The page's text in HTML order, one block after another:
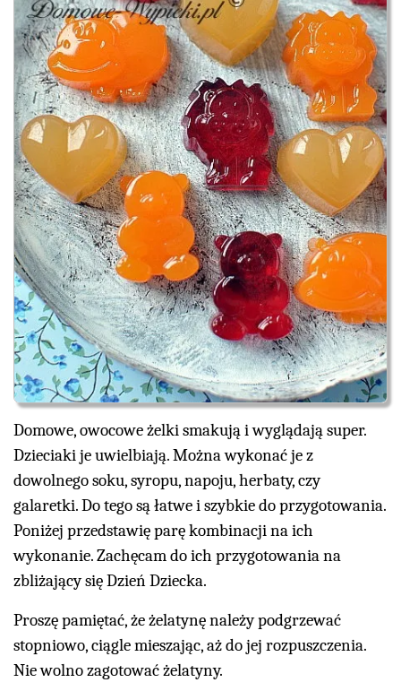
Domowe, owocowe żelki smakują i wyglądają super.
Dzieciaki je uwielbiają. Można wykonać je z
dowolnego soku, syropu, napoju, herbaty, czy
galaretki. Do tego są łatwe i szybkie do przygotowania.
Poniżej przedstawię parę kombinacji na ich
wykonanie. Zachęcam do ich przygotowania na
zbliżający się Dzień Dziecka.
Proszę pamiętać, że żelatynę należy podgrzewać
stopniowo, ciągle mieszając, aż do jej rozpuszczenia.
Nie wolno zagotować żelatyny.